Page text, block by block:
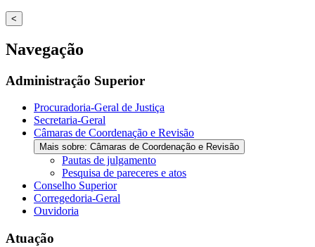
<
Navegação
Administração Superior
Procuradoria-Geral de Justiça
Secretaria-Geral
Câmaras de Coordenação e Revisão
Mais sobre: Câmaras de Coordenação e Revisão
Pautas de julgamento
Pesquisa de pareceres e atos
Conselho Superior
Corregedoria-Geral
Ouvidoria
Atuação